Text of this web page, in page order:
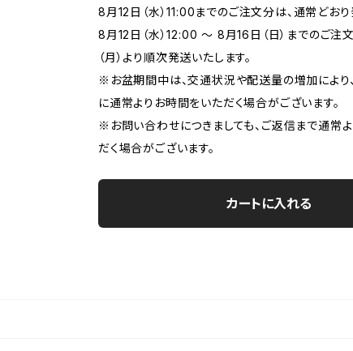
8月12日（水）11:00までのご注文分は、通常どおり
8月12日（水）12:00 ～ 8月16日（日）までのご注
（月）より順次発送いたします。
※お盆期間中は、交通状況や配送量の増加により
に通常よりお時間をいただく場合がございます。
※お問い合わせにつきましても、ご返信まで通常
だく場合がございます。
カートに入れる